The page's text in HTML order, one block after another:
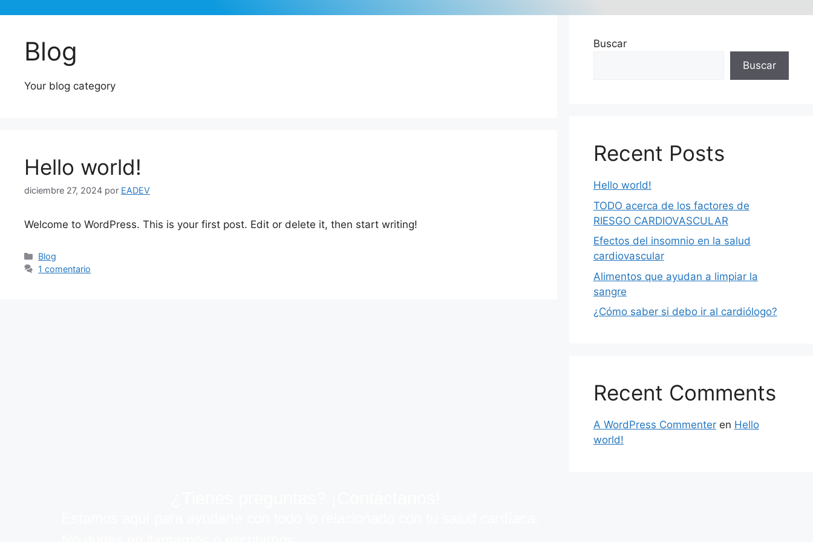
Blog
Your blog category
Hello world!
diciembre 27, 2024 por EADEV
Welcome to WordPress. This is your first post. Edit or delete it, then start writing!
Blog
1 comentario
Buscar
Buscar
Recent Posts
Hello world!
TODO acerca de los factores de
RIESGO CARDIOVASCULAR
Efectos del insomnio en la salud
cardiovascular
Alimentos que ayudan a limpiar la
sangre
¿Cómo saber si debo ir al cardiólogo?
Recent Comments
A WordPress Commenteren Hello
world!